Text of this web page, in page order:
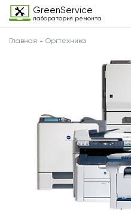
GreenService
лаборатория ремонта
Главная Оргтехника